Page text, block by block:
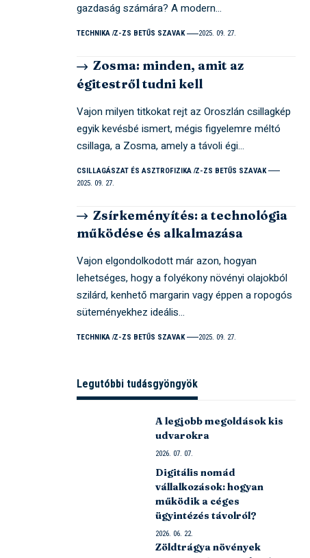
gazdaság számára? A modern…
TECHNIKA Z-ZS BETŰS SZAVAK 2025. 09. 27.
Zosma: minden, amit az
égitestről tudni kell
Vajon milyen titkokat rejt az Oroszlán csillagkép
egyik kevésbé ismert, mégis figyelemre méltó
csillaga, a Zosma, amely a távoli égi…
CSILLAGÁSZAT ÉS ASZTROFIZIKA Z-ZS BETŰS SZAVAK
2025. 09. 27.
Zsírkeményítés: a technológia
működése és alkalmazása
Vajon elgondolkodott már azon, hogyan
lehetséges, hogy a folyékony növényi olajokból
szilárd, kenhető margarin vagy éppen a ropogós
süteményekhez ideális…
TECHNIKA Z-ZS BETŰS SZAVAK 2025. 09. 27.
Legutóbbi tudásgyöngyök
A legjobb megoldások kis
udvarokra
2026. 07. 07.
Digitális nomád
vállalkozások: hogyan
működik a céges
ügyintézés távolról?
2026. 06. 22.
Zöldtrágya növények